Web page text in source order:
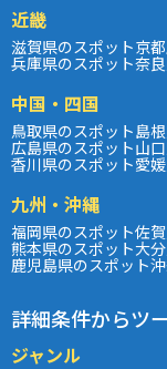
近畿
滋賀県のスポット京
兵庫県のスポット奈
中国・四国
鳥取県のスポット島
広島県のスポット山
香川県のスポット愛
九州・沖縄
福岡県のスポット佐
熊本県のスポット大
鹿児島県のスポット
詳細条件からツ
ジャンル